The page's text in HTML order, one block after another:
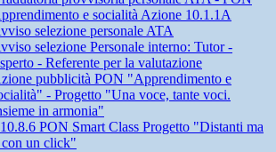
e socialità Azione 10.1.1A
selezione personale ATA
selezione Personale interno: Tutor -
- Referente per la valutazione
pubblicità PON "Apprendimento e
- Progetto "Una voce, tante voci.
in armonia"
PON Smart Class Progetto "Distanti ma
con un click"